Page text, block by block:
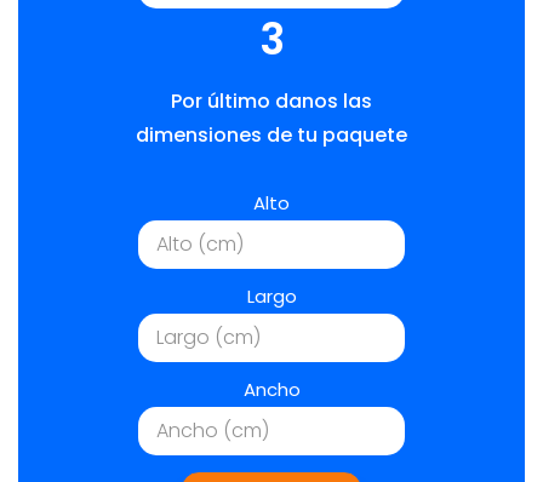
3
Por último danos las
dimensiones de tu paquete
Alto
Largo
Ancho